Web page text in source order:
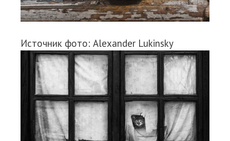
Источник фото: Alexander Lukinsky